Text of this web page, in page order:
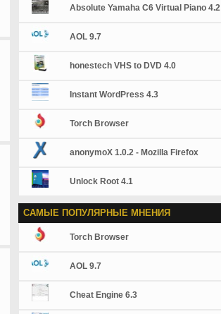
Absolute Yamaha C6 Virtual Piano 4.2
AOL 9.7
honestech VHS to DVD 4.0
Instant WordPress 4.3
Torch Browser
anonymoX 1.0.2 - Mozilla Firefox
Unlock Root 4.1
САМЫЕ ПОПУЛЯРНЫЕ МНЕНИЯ
Torch Browser
AOL 9.7
Cheat Engine 6.3